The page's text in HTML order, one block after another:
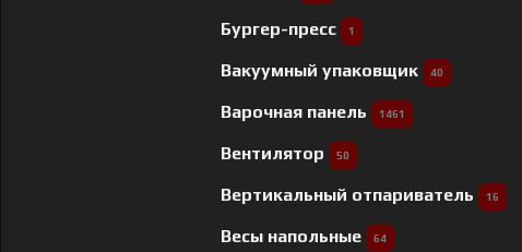
Бургер-пресс 1
Вакуумный упаковщик 40
Варочная панель 1461
Вентилятор 50
Вертикальный отпариватель 16
Весы напольные 64